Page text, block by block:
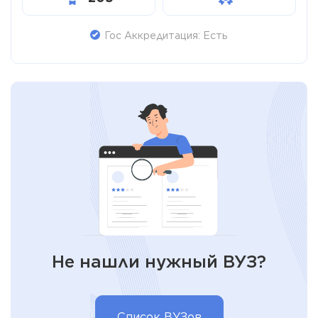
Гос Аккредитация: Есть
Не нашли нужный ВУЗ?